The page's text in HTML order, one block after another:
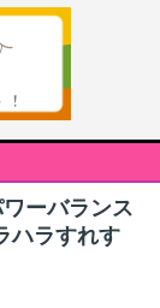
ーバランス
ハラすれす